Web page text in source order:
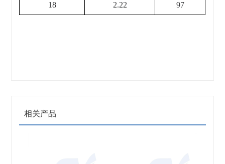
18 2.22 97
相关产品